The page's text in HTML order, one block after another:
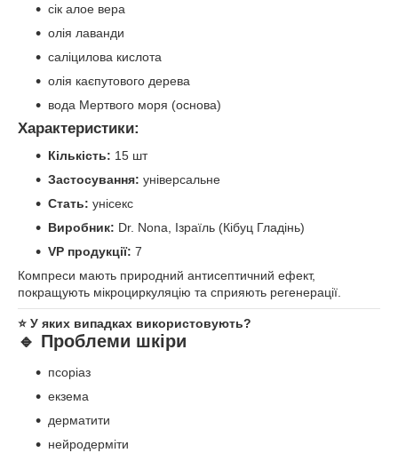
сік алое вера
олія лаванди
саліцилова кислота
олія каєпутового дерева
вода Мертвого моря (основа)
Характеристики:
Кількість: 15 шт
Застосування: універсальне
Стать: унісекс
Виробник: Dr. Nona, Ізраїль (Кібуц Гладінь)
VP продукції: 7
Компреси мають природний антисептичний ефект,
покращують мікроциркуляцію та сприяють регенерації.
⭐ У яких випадках використовують?
🔹 Проблеми шкіри
псоріаз
екзема
дерматити
нейродерміти